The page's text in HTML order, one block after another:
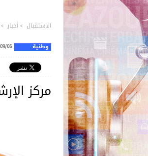
الاستقبال >أخبار >
وطنية 09:22
مركز